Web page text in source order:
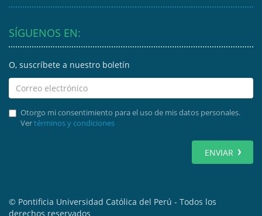
SÍGUENOS EN:
O, suscríbete a nuestro boletín
Otorgo mi consentimiento para el uso de mis datos personales.
Vertérminos y condiciones
ENVIAR
© Pontificia Universidad Católica del Perú - Todos los
derechos reservados